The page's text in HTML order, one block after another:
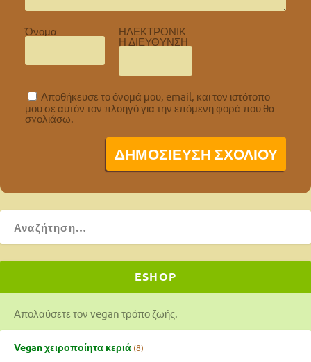
Όνομα ΗΛΕΚΤΡΟΝΙΚ
Η ΔΙΕΥΘΥΝΣΗ
Αποθήκευσε το όνομά μου, email, και τον ιστότοπο
μου σε αυτόν τον πλοηγό για την επόμενη φορά που θα
σχολιάσω.
ESHOP
Απολαύσετε τον vegan τρόπο ζωής.
Vegan χειροποίητα κεριά 8